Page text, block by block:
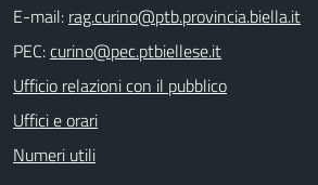
E-mail:
PEC:
Ufficio relazioni con il pubblico
Uffici e orari
Numeri utili